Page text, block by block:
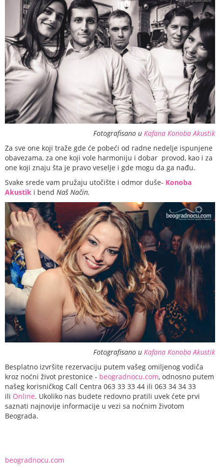
Fotografisano u Kafana Konoba Akustik
Za sve one koji traže gde će pobeći od radne nedelje ispunjene
obavezama, za one koji vole harmoniju i dobar provod, kao i za
one koji znaju šta je pravo veselje i gde mogu da ga nađu.
Svake srede vam pružaju utočište i odmor duše- Konoba
Akustik i bend Naš Način.
Fotografisano u Kafana Konoba Akustik
Besplatno izvršite rezervaciju putem vašeg omiljenog vodiča
kroz noćni život prestonice - beogradnocu.com, odnosno putem
našeg korisničkog Call Centra 063 33 33 44 ili 063 34 34 33
ili Online. Ukoliko nas budete redovno pratili uvek ćete prvi
saznati najnovije informacije u vezi sa noćnim životom
Beograda.
beogradnocu.com